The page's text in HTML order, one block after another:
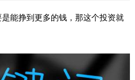
能挣到更多的钱，那这个投资就